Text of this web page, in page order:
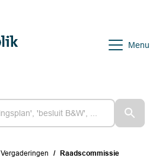
Menu
Vergaderingen Raadscommissie